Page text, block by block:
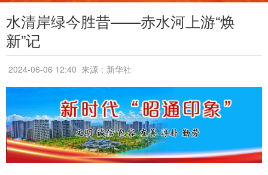
水清岸绿今胜昔——赤水河上游“焕
新”记
2024-06-06 12:40 来源：新华社